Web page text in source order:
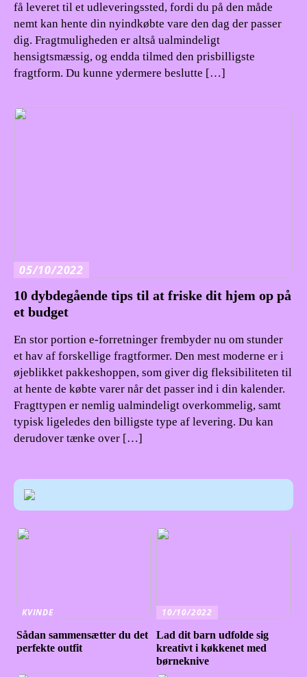
få leveret til et udleveringssted, fordi du på den måde
nemt kan hente din nyindkøbte vare den dag der passer
dig. Fragtmuligheden er altså ualmindeligt
hensigtsmæssig, og endda tilmed den prisbilligste
fragtform. Du kunne ydermere beslutte […]
05/10/2022
10 dybdegående tips til at friske dit hjem op på
et budget
En stor portion e-forretninger frembyder nu om stunder
et hav af forskellige fragtformer. Den mest moderne er i
øjeblikket pakkeshoppen, som giver dig fleksibiliteten til
at hente de købte varer når det passer ind i din kalender.
Fragttypen er nemlig ualmindeligt overkommelig, samt
typisk ligeledes den billigste type af levering. Du kan
derudover tænke over […]
KVINDE
Sådan sammensætter du det
perfekte outfit
10/10/2022
Lad dit barn udfolde sig
kreativt i køkkenet med
børneknive